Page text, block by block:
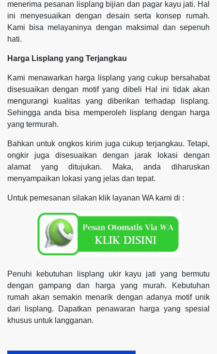
menerima pesanan lisplang bijian dan pagar kayu jati. Hal
ini menyesuaikan dengan desain serta konsep rumah.
Kami bisa melayaninya dengan maksimal dan sepenuh
hati.
Harga Lisplang yang Terjangkau
Kami menawarkan harga lisplang yang cukup bersahabat
disesuaikan dengan motif yang dibeli Hal ini tidak akan
mengurangi kualitas yang diberikan terhadap lisplang.
Sehingga anda bisa memperoleh lisplang dengan harga
yang termurah.
Bahkan untuk ongkos kirim juga cukup terjangkau. Tetapi,
ongkir juga disesuaikan dengan jarak lokasi dengan
alamat yang ditujukan. Maka, anda diharuskan
menyampaikan lokasi yang jelas dan tepat.
Untuk pemesanan silakan klik layanan WA kami di :
Penuhi kebutuhan lisplang ukir kayu jati yang bermutu
dengan gampang dan harga yang murah. Kebutuhan
rumah akan semakin menarik dengan adanya motif unik
dari lisplang. Dapatkan penawaran harga yang spesial
khusus untuk langganan.